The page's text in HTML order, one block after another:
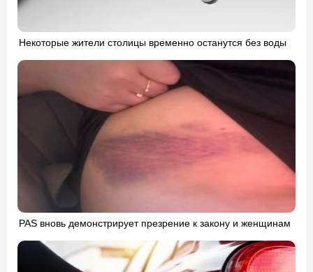
Некоторые жители столицы временно останутся без воды
PAS вновь демонстрирует презрение к закону и женщинам